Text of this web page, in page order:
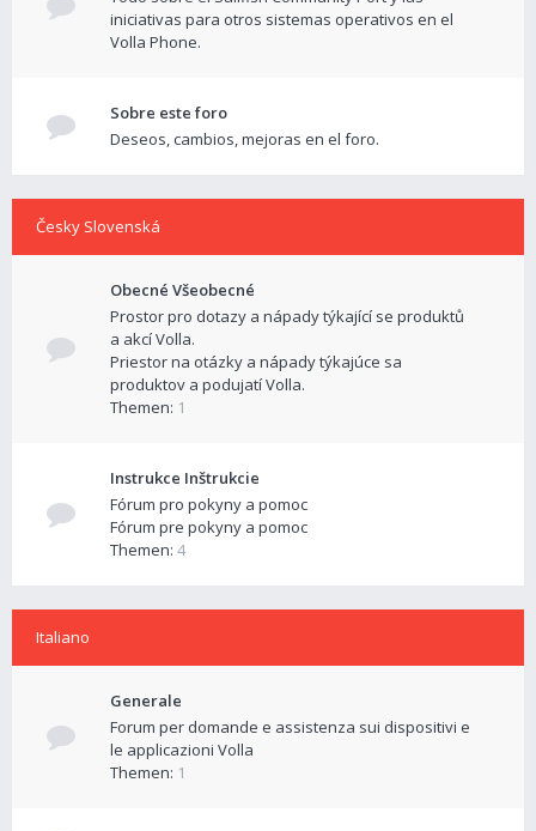
iniciativas para otros sistemas operativos en el
Volla Phone.
Sobre este foro
Deseos, cambios, mejoras en el foro.
Česky Slovenská
Obecné Všeobecné
Prostor pro dotazy a nápady týkající se produktů
a akcí Volla.
Priestor na otázky a nápady týkajúce sa
produktov a podujatí Volla.
Themen: 1
Instrukce Inštrukcie
Fórum pro pokyny a pomoc
Fórum pre pokyny a pomoc
Themen: 4
Italiano
Generale
Forum per domande e assistenza sui dispositivi e
le applicazioni Volla
Themen: 1